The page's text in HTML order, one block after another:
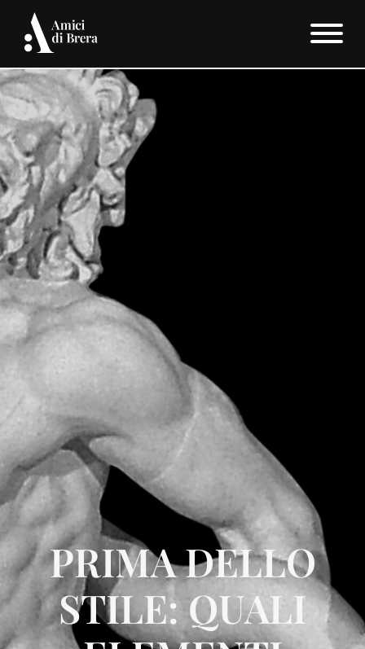
PRIMA DELLO
STILE: QUALI